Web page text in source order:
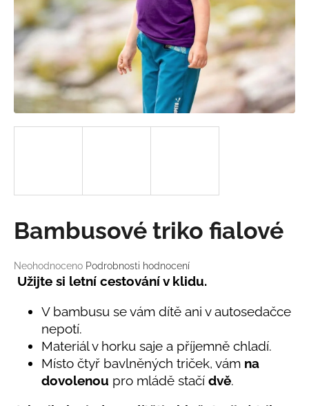
Průměrné
hodnocení
produktu
hvězdiček.
Neohodnoceno Podrobnosti hodnocení
Bambusové triko fialové
Užijte si letní cestování v klidu.
V bambusu se vám dítě ani v autosedačce
nepotí.
Materiál v horku saje a příjemně chladí.
Místo čtyř bavlněných triček, vám na
dovolenou pro mládě stačí dvě.
a
j
í
?
D
o
o
r